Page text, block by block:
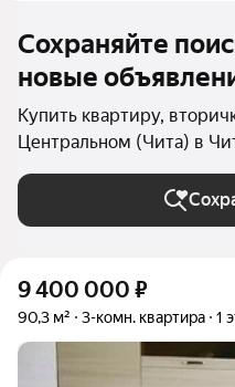
Сохраняйте
новые
Купить квартиру,
Центральном (Чита) в
9 400 000 ₽
90,3 м² 3-комн. квартира 1